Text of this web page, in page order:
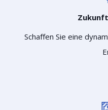
Schaffen Sie eine